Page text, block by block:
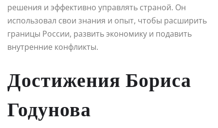
решения и эффективно управлять страной. Он
использовал свои знания и опыт, чтобы расширить
границы России, развить экономику и подавить
внутренние конфликты.
Достижения Бориса
Годунова